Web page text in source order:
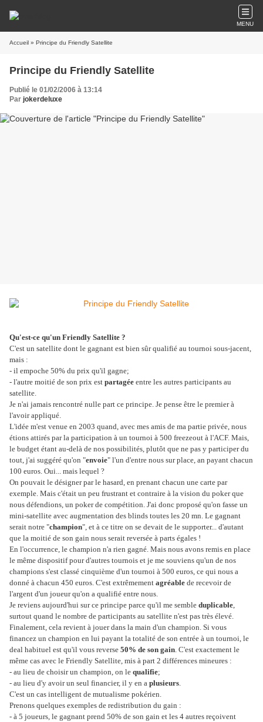
MENU
Accueil » Principe du Friendly Satellite
Principe du Friendly Satellite
Publié le 01/02/2006 à 13:14
Par jokerdeluxe
Qu'est-ce qu'un Friendly Satellite ?
C'est un satellite dont le gagnant est bien sûr qualifié au tournoi sous-jacent,
mais :
- il empoche 50% du prix qu'il gagne;
- l'autre moitié de son prix est partagée entre les autres participants au
satellite.
Je n'ai jamais rencontré nulle part ce principe. Je pense être le premier à
l'avoir appliqué.
L'idée m'est venue en 2003 quand, avec mes amis de ma partie privée, nous
étions attirés par la participation à un tournoi à 500 freezeout à l'ACF. Mais,
le budget étant au-delà de nos possibilités, plutôt que ne pas y participer du
tout, j'ai suggéré qu'on "envoie" l'un d'entre nous sur place, an payant chacun
100 euros. Oui... mais lequel ?
On pouvait le désigner par le hasard, en prenant chacun une carte par
exemple. Mais c'était un peu frustrant et contraire à la vision du poker que
nous défendions, un poker de compétition. J'ai donc proposé qu'on fasse un
mini-satellite avec augmentation des blinds toutes les 20 mn. Le gagnant
serait notre "champion", et à ce titre on se devait de le supporter... d'autant
que la moitié de son gain nous serait reversée à parts égales !
En l'occurrence, le champion n'a rien gagné. Mais nous avons remis en place
le même dispositif pour d'autres tournois et je me souviens qu'un de nos
champions s'est classé cinquième d'un tournoi à 500 euros, ce qui nous a
donné à chacun 450 euros. C'est extrêmement agréable de recevoir de
l'argent d'un joueur qu'on a qualifié entre nous.
Je reviens aujourd'hui sur ce principe parce qu'il me semble duplicable,
surtout quand le nombre de participants au satellite n'est pas très élevé.
Finalement, cela revient à jouer dans la main d'un champion. Si vous
financez un champion en lui payant la totalité de son entrée à un tournoi, le
deal habituel est qu'il vous reverse 50% de son gain. C'est exactement le
même cas avec le Friendly Satellite, mis à part 2 différences mineures :
- au lieu de choisir un champion, on le qualifie;
- au lieu d'y avoir un seul financier, il y en a plusieurs.
C'est un cas intelligent de mutualisme pokérien.
Prenons quelques exemples de redistribution du gain :
- à 5 joueurs, le gagnant prend 50% de son gain et les 4 autres reçoivent